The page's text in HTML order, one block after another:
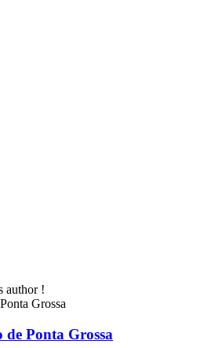
author !
Ponta Grossa